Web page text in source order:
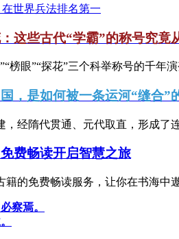
世界兵法排名第一
这些古代“学霸”的称号究竟
榜眼”“探花”三个科举称号的千年
，是如何被一条运河“缝合”
，经隋代贯通、元代取直，形成了
费畅读开启智慧之旅
籍的免费畅读服务，让你在书海中
察焉。